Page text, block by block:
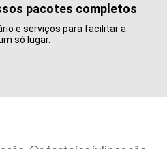
pacotes completos
e serviços para facilitar a
só lugar.